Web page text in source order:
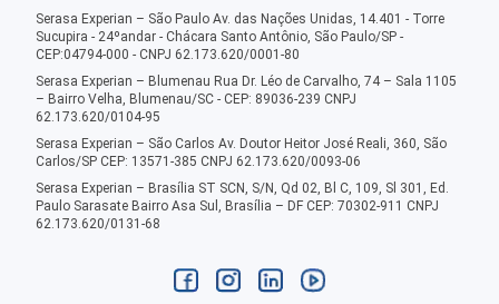
Serasa Experian – São Paulo Av. das Nações Unidas, 14.401 - Torre
Sucupira - 24ºandar - Chácara Santo Antônio, São Paulo/SP -
CEP:04794-000 - CNPJ 62.173.620/0001-80
Serasa Experian – Blumenau Rua Dr. Léo de Carvalho, 74 – Sala 1105
– Bairro Velha, Blumenau/SC - CEP: 89036-239 CNPJ
62.173.620/0104-95
Serasa Experian – São Carlos Av. Doutor Heitor José Reali, 360, São
Carlos/SP CEP: 13571-385 CNPJ 62.173.620/0093-06
Serasa Experian – Brasília ST SCN, S/N, Qd 02, Bl C, 109, Sl 301, Ed.
Paulo Sarasate Bairro Asa Sul, Brasília – DF CEP: 70302-911 CNPJ
62.173.620/0131-68